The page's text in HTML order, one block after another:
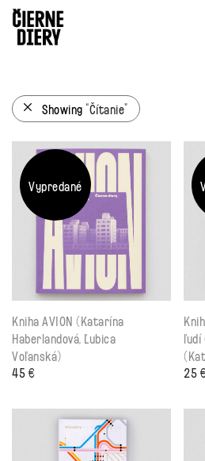
Showing “Čítanie”
Vypredané
Kniha AVION (Katarína
Haberlandová, Ľubica
Voľanská)
45 €
ľudí
25